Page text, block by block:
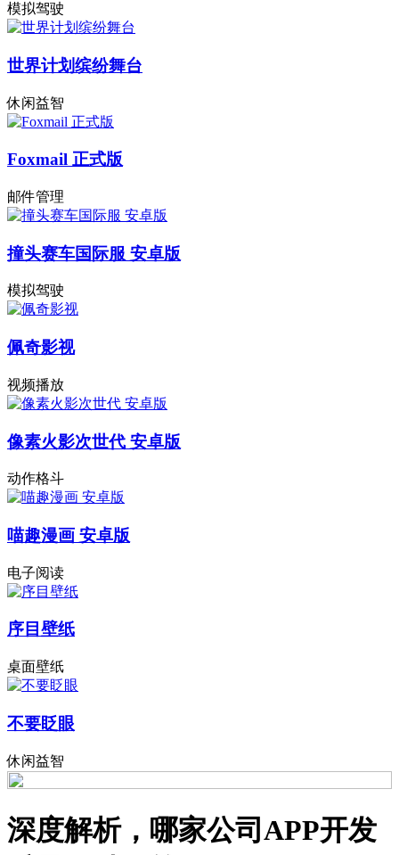
模拟驾驶
世界计划缤纷舞台
休闲益智
Foxmail 正式版
邮件管理
撞头赛车国际服 安卓版
模拟驾驶
佩奇影视
视频播放
像素火影次世代 安卓版
动作格斗
喵趣漫画 安卓版
电子阅读
序目壁纸
桌面壁纸
不要眨眼
休闲益智
深度解析，哪家公司APP开发